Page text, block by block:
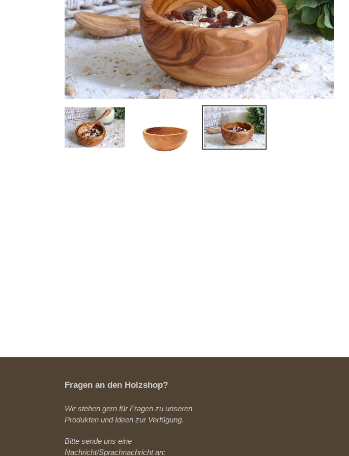
Fragen an den Holzshop?
Wir stehen gern für Fragen zu unseren
Produkten und Ideen zur Verfügung.
Bitte sende uns eine
Nachricht/Sprachnachricht an: